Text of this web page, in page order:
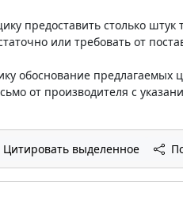
предоставить столько штук
или требовать от
обоснование предлагаемых
от производителя с
Цитировать выделенное